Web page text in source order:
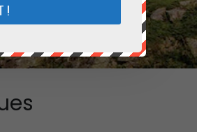
!